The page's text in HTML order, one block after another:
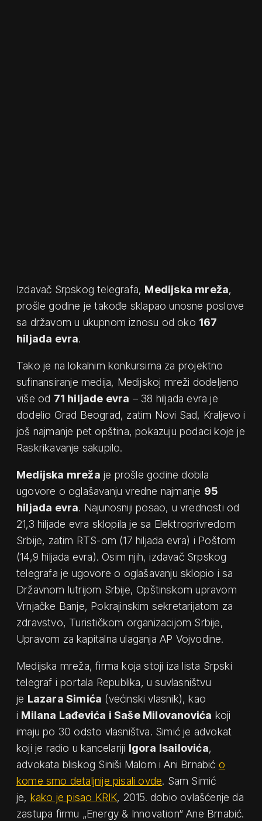
Izdavač Srpskog telegrafa, Medijska mreža,
prošle godine je takođe sklapao unosne poslove
sa državom u ukupnom iznosu od oko 167
hiljada evra.
Tako je na lokalnim konkursima za projektno
sufinansiranje medija, Medijskoj mreži dodeljeno
više od 71 hiljade evra – 38 hiljada evra je
dodelio Grad Beograd, zatim Novi Sad, Kraljevo i
još najmanje pet opština, pokazuju podaci koje je
Raskrikavanje sakupilo.
Medijska mreža je prošle godine dobila
ugovore o oglašavanju vredne najmanje 95
hiljada evra. Najunosniji posao, u vrednosti od
21,3 hiljade evra sklopila je sa Elektroprivredom
Srbije, zatim RTS-om (17 hiljada evra) i Poštom
(14,9 hiljada evra). Osim njih, izdavač Srpskog
telegrafa je ugovore o oglašavanju sklopio i sa
Državnom lutrijom Srbije, Opštinskom upravom
Vrnjačke Banje, Pokrajinskim sekretarijatom za
zdravstvo, Turističkom organizacijom Srbije,
Upravom za kapitalna ulaganja AP Vojvodine.
Medijska mreža, firma koja stoji iza lista Srpski
telegraf i portala Republika, u suvlasništvu
je Lazara Simića (većinski vlasnik), kao
i Milana Lađevića i Saše Milovanovića koji
imaju po 30 odsto vlasništva. Simić je advokat
koji je radio u kancelariji Igora Isailovića,
advokata bliskog Siniši Malom i Ani Brnabić o
kome smo detaljnije pisali ovde. Sam Simić
je, kako je pisao KRIK, 2015. dobio ovlašćenje da
zastupa firmu „Energy & Innovation“ Ane Brnabić.